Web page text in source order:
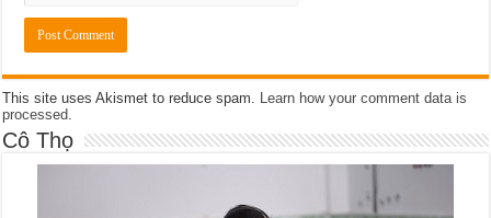
This site uses Akismet to reduce spam.
Learn how your comment data is
processed
Cô Thọ